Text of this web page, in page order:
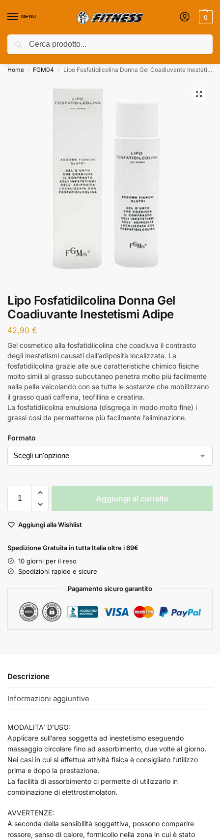
MENU 0
Coupon attivi ⚡ Aggiungili nel Carrello!
Home / FGM04 / Lipo Fosfatidilcolina Donna Gel Coadiuvante Inestetismi Adipe
Lipo Fosfatidilcolina Donna Gel
Coadiuvante Inestetismi Adipe
42,90 €
Gel cosmetico alla fosfatidilcolina che coadiuva il contrasto
degli inestetismi causati dall’adiposità localizzata. La
fosfatidilcolina grazie alle sue caratteristiche chimico fisiche
molto simili al grasso subcutaneo penetra molto più facilmente
nella pelle veicolando con se tutte le sostanze che mobilizzano
il grasso quali caffeina, teofillina e creatina.
La fosfatidilcolina emulsiona (disgrega in modo molto fine) i
grassi così da permetterne più facilmente l’eliminazione.
Formato
Aggiungi al carrello
Aggiungi alla Wishlist
Spedizione Gratuita in tutta Italia oltre i 69€
10 giorni per il reso
Spedizioni rapide e sicure
Pagamento sicuro garantito
Descrizione
Informazioni aggiuntive
MODALITA’ D’USO:
Applicare sull’area soggetta ad inestetismo eseguendo
massaggio circolare fino ad assorbimento, due volte al giorno.
Nei casi in cui si effettua attività fisica è consigliato l’utilizzo
prima e dopo la prestazione.
La facilità di assorbimento ci permette di utilizzarlo in
combinazione di elettrostimolatori.
AVVERTENZE:
A seconda della sensibilità soggettiva, possono comparire
rossore, senso di calore, formicolio nella zona in cui è stato